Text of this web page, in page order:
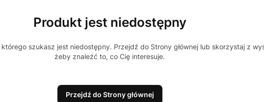
Produkt jest niedostępny
szukasz jest niedostępny. Przejdź do Strony głównej lub skorzystaj z
żeby znaleźć to, co Cię interesuje.
Przejdź do Strony głównej